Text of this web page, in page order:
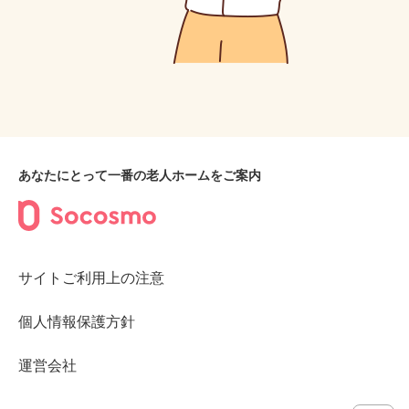
あなたにとって一番の老人ホームをご案内
サイトご利用上の注意
個人情報保護方針
運営会社